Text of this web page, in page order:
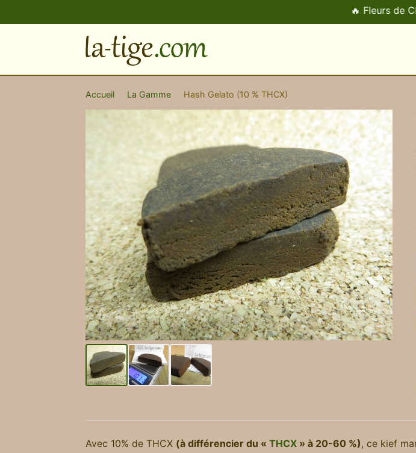
🔥 Fleurs de CBD enrichies
Accueil La Gamme Hash Gelato (10 % THCX)
Avec 10% de THCX (à différencier du « THCX » à 20-60 %), ce kief